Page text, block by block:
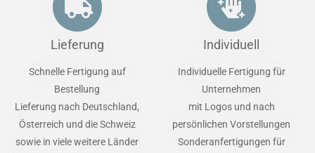
Lieferung
Schnelle Fertigung auf
Bestellung
Lieferung nach Deutschland,
Österreich und die Schweiz
sowie in viele weitere Länder
Individuell
Individuelle Fertigung für
Unternehmen
mit Logos und nach
persönlichen Vorstellungen
Sonderanfertigungen für